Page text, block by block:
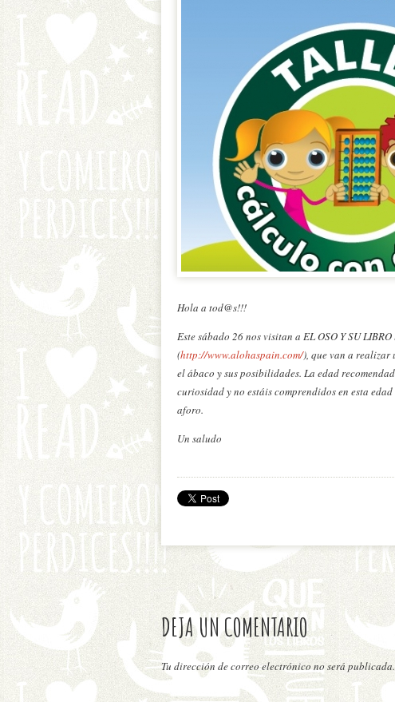
Hola a tod@s!!!
Este sábado 26 nos visitan a EL OSO Y SU
(http://www.alohaspain.com/), que van a
el ábaco y sus posibilidades. La edad
curiosidad y no estáis comprendidos en esta
aforo.
Un saludo
DEJA UN COMENTARIO
Tu dirección de correo electrónico no será